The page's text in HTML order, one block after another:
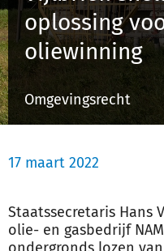
oplossing
oliewinning
Omgevingsrecht
17 maart 2022
Staatssecretaris Hans
olie- en gasbedrijf